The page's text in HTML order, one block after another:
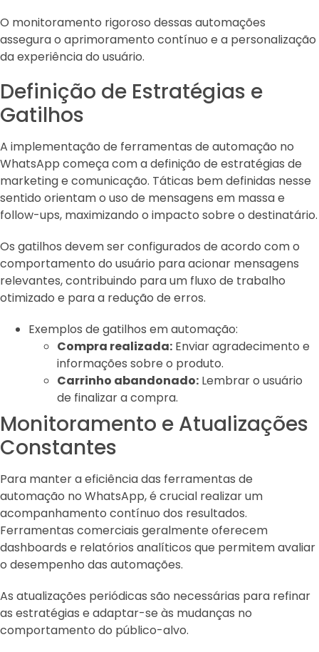
O monitoramento rigoroso dessas automações
assegura o aprimoramento contínuo e a personalização
da experiência do usuário.
Definição de Estratégias e
Gatilhos
A implementação de ferramentas de automação no
WhatsApp começa com a definição de estratégias de
marketing e comunicação. Táticas bem definidas nesse
sentido orientam o uso de mensagens em massa e
follow-ups, maximizando o impacto sobre o destinatário.
Os gatilhos devem ser configurados de acordo com o
comportamento do usuário para acionar mensagens
relevantes, contribuindo para um fluxo de trabalho
otimizado e para a redução de erros.
Exemplos de gatilhos em automação:
Compra realizada: Enviar agradecimento e
informações sobre o produto.
Carrinho abandonado: Lembrar o usuário
de finalizar a compra.
Monitoramento e Atualizações
Constantes
Para manter a eficiência das ferramentas de
automação no WhatsApp, é crucial realizar um
acompanhamento contínuo dos resultados.
Ferramentas comerciais geralmente oferecem
dashboards e relatórios analíticos que permitem avaliar
o desempenho das automações.
As atualizações periódicas são necessárias para refinar
as estratégias e adaptar-se às mudanças no
comportamento do público-alvo.